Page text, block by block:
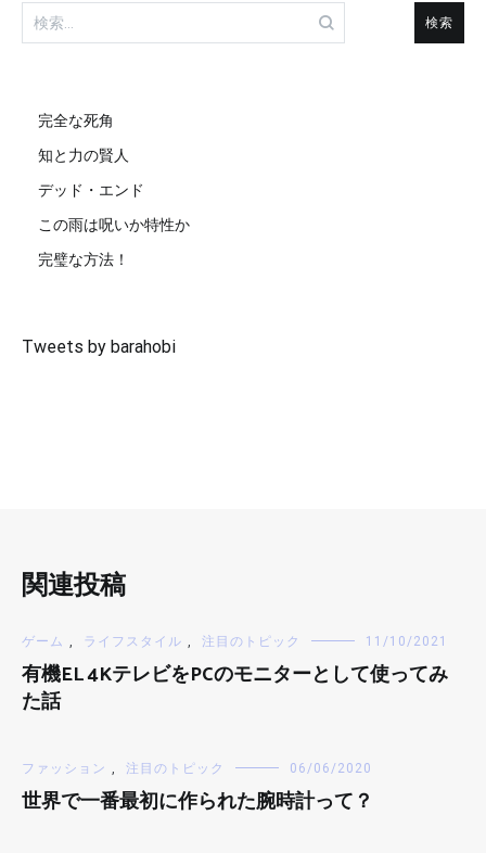
検
索:
完全な死角
知と力の賢人
デッド・エンド
この雨は呪いか特性か
完璧な方法！
Tweets by barahobi
関連投稿
ゲーム , ライフスタイル , 注目のトピック 11/10/2021
有機EL 4KテレビをPCのモニターとして使ってみ
た話
ファッション , 注目のトピック 06/06/2020
世界で一番最初に作られた腕時計って？